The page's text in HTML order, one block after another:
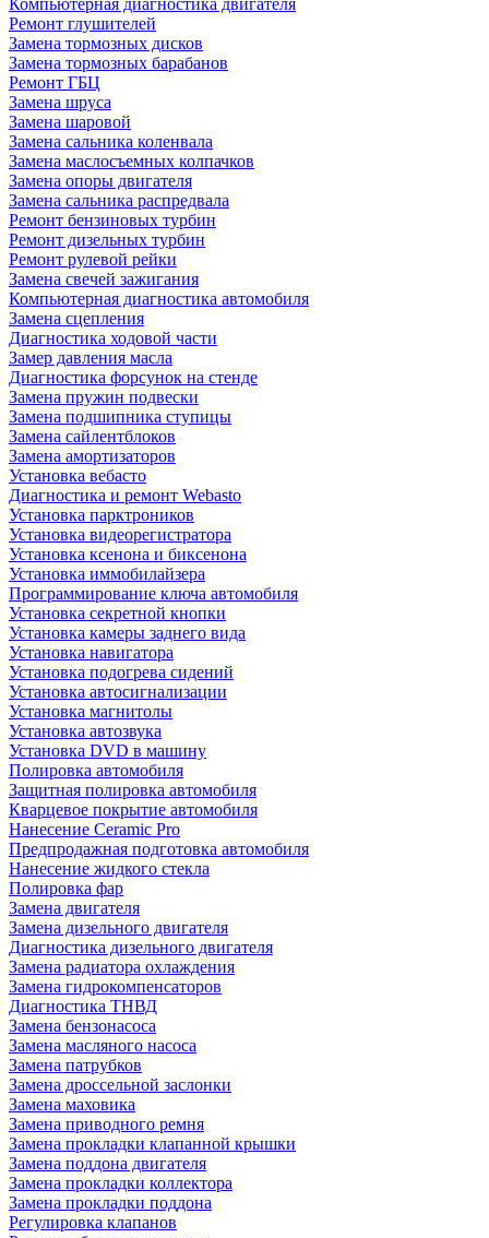
Ремонт глушителей
Замена тормозных дисков
Замена тормозных барабанов
Ремонт ГБЦ
Замена шруса
Замена шаровой
Замена сальника коленвала
Замена маслосъемных колпачков
Замена опоры двигателя
Замена сальника распредвала
Ремонт бензиновых турбин
Ремонт дизельных турбин
Ремонт рулевой рейки
Замена свечей зажигания
Компьютерная диагностика автомобиля
Замена сцепления
Диагностика ходовой части
Замер давления масла
Диагностика форсунок на стенде
Замена пружин подвески
Замена подшипника ступицы
Замена сайлентблоков
Замена амортизаторов
Установка вебасто
Диагностика и ремонт Webasto
Установка парктроников
Установка видеорегистратора
Установка ксенона и биксенона
Установка иммобилайзера
Программирование ключа автомобиля
Установка секретной кнопки
Установка камеры заднего вида
Установка навигатора
Установка подогрева сидений
Установка автосигнализации
Установка магнитолы
Установка автозвука
Установка DVD в машину
Полировка автомобиля
Защитная полировка автомобиля
Кварцевое покрытие автомобиля
Нанесение Ceramic Pro
Предпродажная подготовка автомобиля
Нанесение жидкого стекла
Полировка фар
Замена двигателя
Замена дизельного двигателя
Диагностика дизельного двигателя
Замена радиатора охлаждения
Замена гидрокомпенсаторов
Диагностика ТНВД
Замена бензонасоса
Замена масляного насоса
Замена патрубков
Замена дроссельной заслонки
Замена маховика
Замена приводного ремня
Замена прокладки клапанной крышки
Замена поддона двигателя
Замена прокладки коллектора
Замена прокладки поддона
Регулировка клапанов